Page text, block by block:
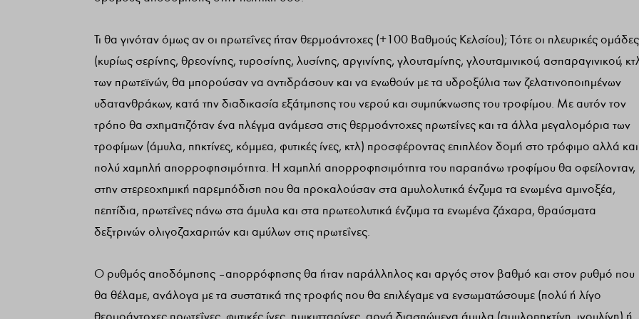
Τι θα γινόταν όμως αν οι πρωτεΐνες ήταν θερμοάντοχες (+100 Βαθμούς Κελσίου); Τότε οι πλευρικές ομάδες
(κυρίως σερίνης, θρεονίνης, τυροσίνης, λυσίνης, αργινίνης, γλουταμίνης, γλουταμινικού, ασπαραγινικού,
των πρωτεϊνών, θα μπορούσαν να αντιδράσουν και να ενωθούν με τα υδροξύλια των ζελατινοποιημένων
υδατανθράκων, κατά την διαδικασία εξάτμησης του νερού και συμπύκνωσης του τροφίμου. Με αυτόν τον
τρόπο θα σχηματιζόταν ένα πλέγμα ανάμεσα στις θερμοάντοχες πρωτεΐνες και τα άλλα μεγαλομόρια των
τροφίμων (άμυλα, πηκτίνες, κόμμεα, φυτικές ίνες, κτλ) προσφέροντας επιπλέον δομή στο τρόφιμο αλλά και
πολύ χαμηλή απορροφησιμότητα. Η χαμηλή απορροφησιμότητα του παραπάνω τροφίμου θα οφείλονταν,
στην στερεοχημική παρεμπόδιση που θα προκαλούσαν στα αμυλολυτικά ένζυμα τα ενωμένα αμινοξέα,
πεπτίδια, πρωτεΐνες πάνω στα άμυλα και στα πρωτεολυτικά ένζυμα τα ενωμένα ζάχαρα, θραύσματα
δεξτρινών ολιγοζαχαριτών και αμύλων στις πρωτεΐνες.
Ο ρυθμός αποδόμησης – απορρόφησης θα ήταν παράλληλος και αργός στον βαθμό και στον ρυθμό που
θα θέλαμε, ανάλογα με τα συστατικά της τροφής που θα επιλέγαμε να ενσωματώσουμε (πολύ ή λίγο